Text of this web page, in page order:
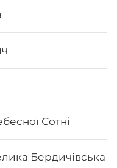
Сотні
Бердичівська
сир